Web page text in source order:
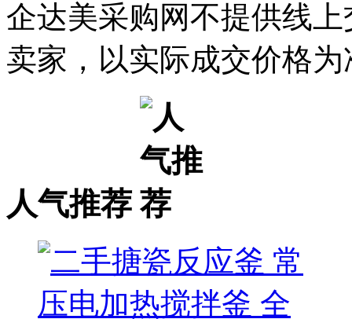
企达美采购网不提供线
卖家，以实际成交价格为
人气推荐